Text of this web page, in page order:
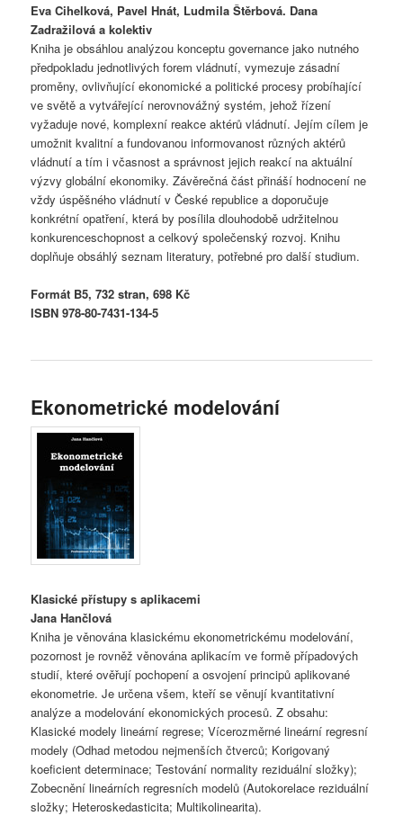
Eva Cihelková, Pavel Hnát, Ludmila Štěrbová. Dana
Zadražilová a kolektiv
Kniha je obsáhlou analýzou konceptu governance jako nutného
předpokladu jednotlivých forem vládnutí, vymezuje zásadní
proměny, ovlivňující ekonomické a politické procesy probíhající
ve světě a vytvářející nerovnovážný systém, jehož řízení
vyžaduje nové, komplexní reakce aktérů vládnutí. Jejím cílem je
umožnit kvalitní a fundovanou informovanost různých aktérů
vládnutí a tím i včasnost a správnost jejich reakcí na aktuální
výzvy globální ekonomiky. Závěrečná část přináší hodnocení ne
vždy úspěšného vládnutí v České republice a doporučuje
konkrétní opatření, která by posílila dlouhodobě udržitelnou
konkurenceschopnost a celkový společenský rozvoj. Knihu
doplňuje obsáhlý seznam literatury, potřebné pro další studium.
Formát B5, 732 stran, 698 Kč
ISBN 978-80-7431-134-5
Ekonometrické modelování
Klasické přístupy s aplikacemi
Jana Hančlová
Kniha je věnována klasickému ekonometrickému modelování,
pozornost je rovněž věnována aplikacím ve formě případových
studií, které ověřují pochopení a osvojení principů aplikované
ekonometrie. Je určena všem, kteří se věnují kvantitativní
analýze a modelování ekonomických procesů. Z obsahu:
Klasické modely lineární regrese; Vícerozměrné lineární regresní
modely (Odhad metodou nejmenších čtverců; Korigovaný
koeficient determinace; Testování normality reziduální složky);
Zobecnění lineárních regresních modelů (Autokorelace reziduální
složky; Heteroskedasticita; Multikolinearita).